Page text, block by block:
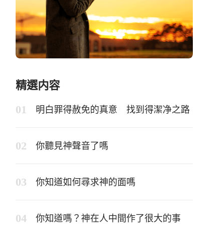
精選内容
明白罪得赦免的真意 找到得潔净之路
你聽見神聲音了嗎
你知道如何尋求神的面嗎
你知道嗎？神在人中間作了很大的事